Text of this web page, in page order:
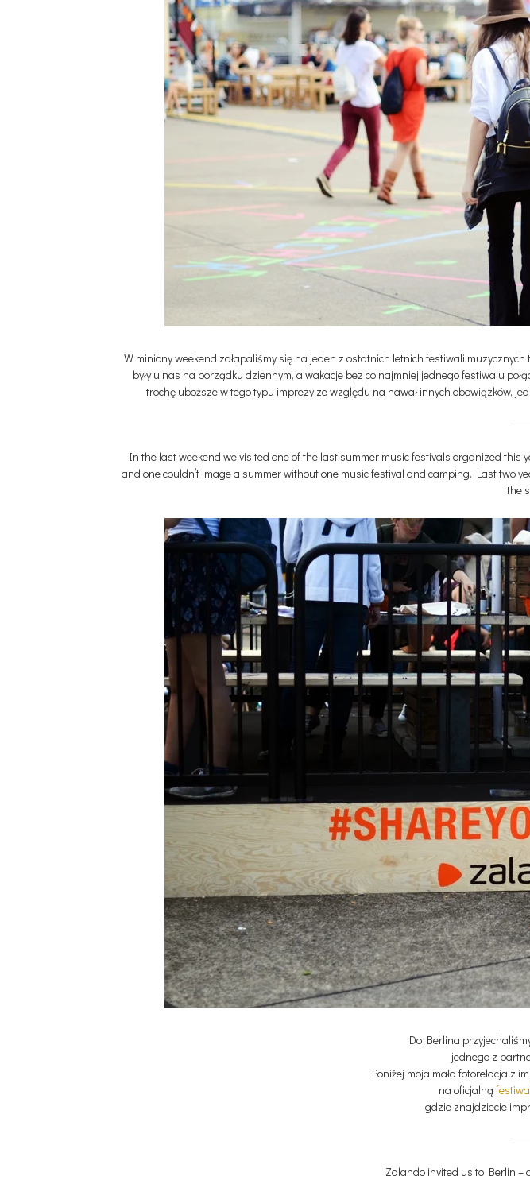
W miniony weekend załapaliśmy się na jeden z ostatnich letnich festiwali muzycznych
były u nas na porządku dziennym, a wakacje bez co najmniej jednego festiwalu
trochę uboższe w tego typu imprezy ze względu na nawał innych obowiązków,
In the last weekend we visited one of the last summer music festivals organized
and one couldn’t image a summer without one music festival and camping. Last two
the
Do Berlina
jednego z
Poniżej moja mała fotorelacja z
na oficjalną
gdzie znajdziecie
Zalando invited us to Berlin –